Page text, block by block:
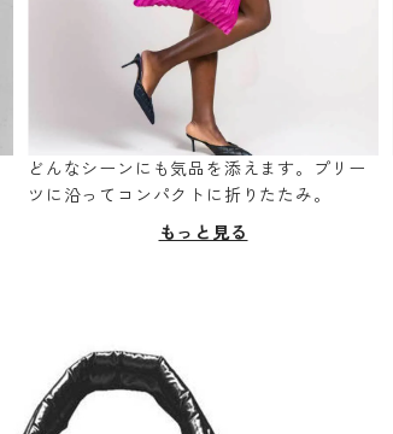
どんなシーンにも気品を添えます。プリー
ツに沿ってコンパクトに折りたたみ。
もっと見る